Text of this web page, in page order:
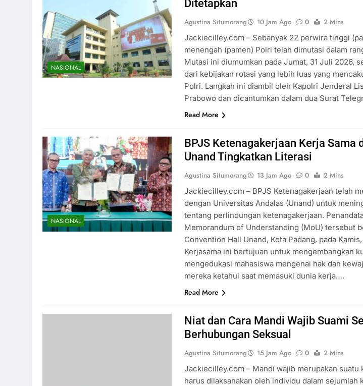
NASIONAL
Ditetapkan
Agustina Situmorang 10 Jam Ago 0
2 Mins
Jackiecilley.com – Sebanyak 22 perwira tinggi
menengah (pamen) Polri telah dimutasi dalam
Mutasi ini diumumkan pada Jumat, 31 Juli 2026,
dari kebijakan rotasi yang lebih luas yang
Polri. Langkah ini diambil oleh Kapolri Jenderal
Prabowo dan dicantumkan dalam dua Surat
Read More
NASIONAL
BPJS Ketenagakerjaan Kerja Sama
Unand Tingkatkan Literasi
Agustina Situmorang 13 Jam Ago 0
2 Mins
Jackiecilley.com – BPJS Ketenagakerjaan telah
dengan Universitas Andalas (Unand) untuk
tentang perlindungan ketenagakerjaan.
Memorandum of Understanding (MoU) tersebut
Convention Hall Unand, Kota Padang, pada
Kerjasama ini bertujuan untuk mengembangkan
mengedukasi mahasiswa mengenai hak dan
mereka ketahui saat memasuki dunia kerja….
Read More
Niat dan Cara Mandi Wajib Suami
Berhubungan Seksual
Agustina Situmorang 15 Jam Ago 0
2 Mins
Jackiecilley.com – Mandi wajib merupakan suatu
harus dilaksanakan oleh individu dalam sejumlah